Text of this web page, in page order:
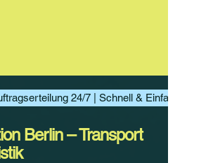
24/7 | Schnell & Einfach
Berlin – Transport